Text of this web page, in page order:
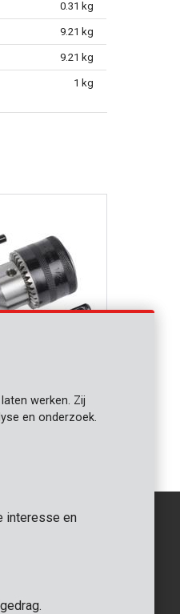
0.31 kg
9.21 kg
9.21 kg
1 kg
SDS adapter Ø
92 92
werken. Zij
en onderzoek.
interesse en